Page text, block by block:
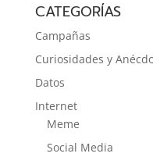
CATEGORÍAS
Campañas
Curiosidades y
Datos
Internet
Meme
Social Media